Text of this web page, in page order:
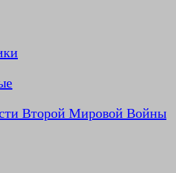
Второй Мировой Войны